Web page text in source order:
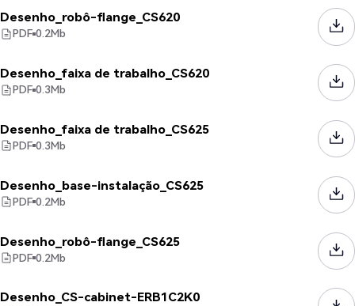
Desenho_robô-flange_CS620
PDF 0.2Mb
Desenho_faixa de trabalho_CS620
PDF 0.3Mb
Desenho_faixa de trabalho_CS625
PDF 0.3Mb
Desenho_base-instalação_CS625
PDF 0.2Mb
Desenho_robô-flange_CS625
PDF 0.2Mb
Desenho_CS-cabinet-ERB1C2K0